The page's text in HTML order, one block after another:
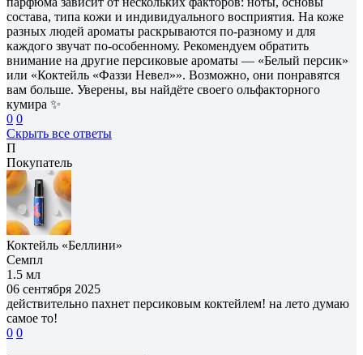
состава, типа кожи и индивидуального восприятия. На коже
разных людей ароматы раскрываются по-разному и для
каждого звучат по-особенному. Рекомендуем обратить
внимание на другие персиковые ароматы — «Белый персик»
или «Коктейль «Фаззи Невел»». Возможно, они понравятся
вам больше. Уверены, вы найдёте своего ольфакторного
кумира ✨
0 0
Скрыть все ответы
П
Покупатель
Коктейль «Беллини»
Семпл
1.5 мл
06 сентября 2025
действительно пахнет персиковым коктейлем! на лето думаю
самое то!
0 0